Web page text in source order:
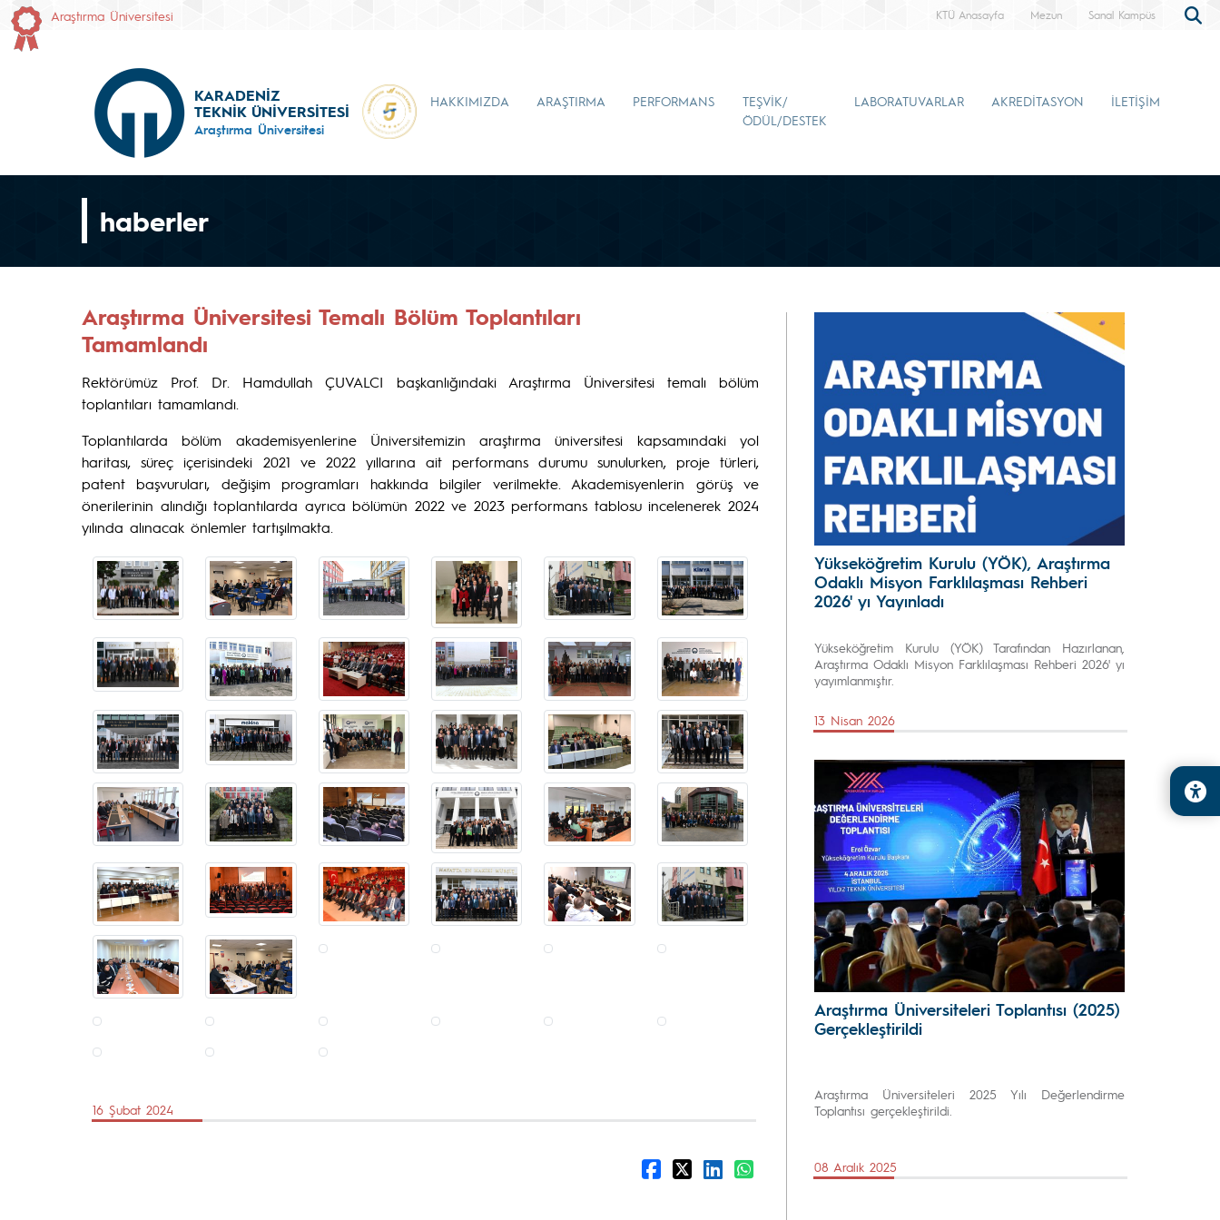
Araştırma Üniversitesi KTÜ Anasayfa Mezun Sanal Kampüs
KARADENİZ
TEKNİK ÜNİVERSİTESİ
Araştırma Üniversitesi
HAKKIMIZDA ARAŞTIRMA PERFORMANS
TEŞVİK/
ÖDÜL/DESTEK
LABORATUVARLAR AKREDİTASYON İLETİŞİM
haberler
Araştırma Üniversitesi Temalı Bölüm Toplantıları
Tamamlandı
Rektörümüz Prof. Dr. Hamdullah ÇUVALCI başkanlığındaki Araştırma Üniversitesi temalı bölüm
toplantıları tamamlandı.
Toplantılarda bölüm akademisyenlerine Üniversitemizin araştırma üniversitesi kapsamındaki yol
haritası, süreç içerisindeki 2021 ve 2022 yıllarına ait performans durumu sunulurken, proje türleri,
patent başvuruları, değişim programları hakkında bilgiler verilmekte. Akademisyenlerin görüş ve
önerilerinin alındığı toplantılarda ayrıca bölümün 2022 ve 2023 performans tablosu incelenerek 2024
yılında alınacak önlemler tartışılmakta.
16 Şubat 2024
Yükseköğretim Kurulu (YÖK), Araştırma
Odaklı Misyon Farklılaşması Rehberi
2026' yı Yayınladı
Yükseköğretim Kurulu (YÖK) Tarafından Hazırlanan,
Araştırma Odaklı Misyon Farklılaşması Rehberi 2026' yı
yayımlanmıştır.
13 Nisan 2026
Araştırma Üniversiteleri Toplantısı (2025)
Gerçekleştirildi
Araştırma Üniversiteleri 2025 Yılı Değerlendirme
Toplantısı gerçekleştirildi.
08 Aralık 2025